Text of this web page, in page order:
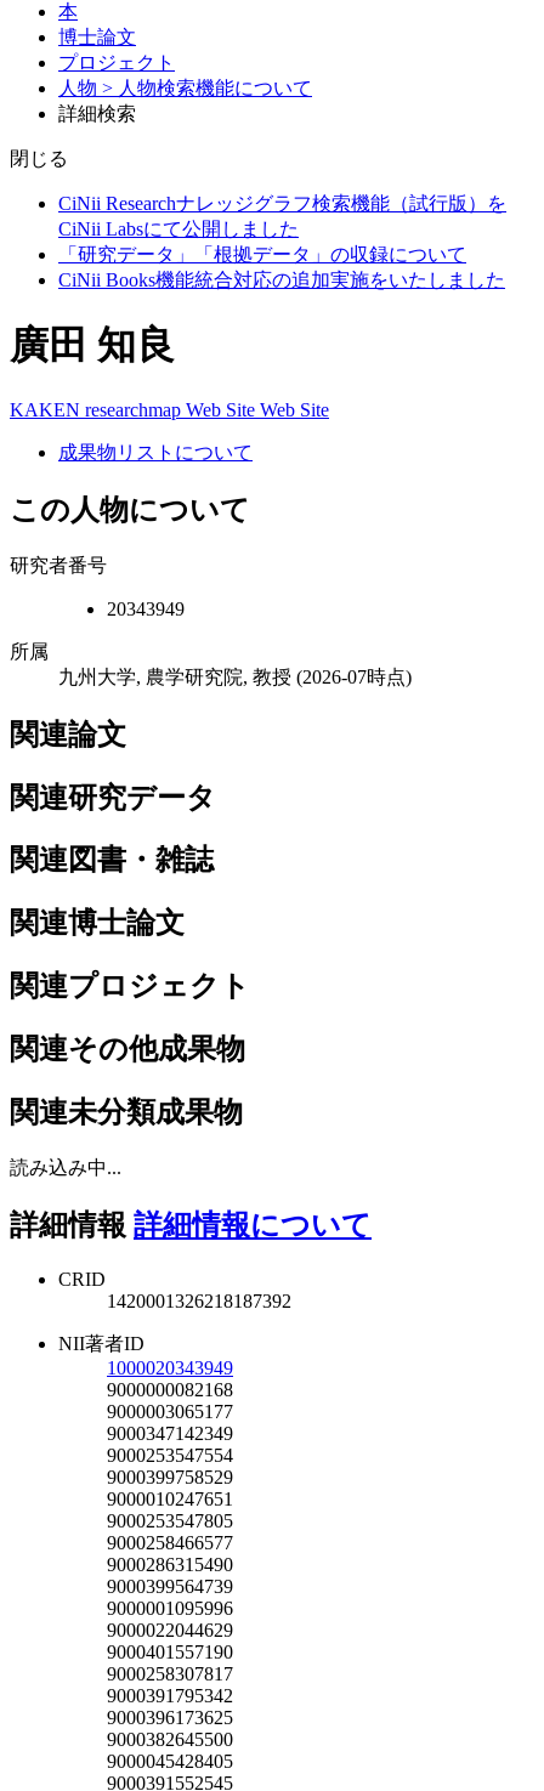
本
博士論文
プロジェクト
人物 > 人物検索機能について
詳細検索
閉じる
CiNii Researchナレッジグラフ検索機能（試行版）を
CiNii Labsにて公開しました
「研究データ」「根拠データ」の収録について
CiNii Books機能統合対応の追加実施をいたしました
廣田 知良
KAKEN researchmap Web Site Web Site
成果物リストについて
この人物について
研究者番号
20343949
所属
九州大学, 農学研究院, 教授 (2026-07時点)
関連論文
関連研究データ
関連図書・雑誌
関連博士論文
関連プロジェクト
関連その他成果物
関連未分類成果物
読み込み中...
詳細情報 詳細情報について
CRID
1420001326218187392
NII著者ID
1000020343949
9000000082168
9000003065177
9000347142349
9000253547554
9000399758529
9000010247651
9000253547805
9000258466577
9000286315490
9000399564739
9000001095996
9000022044629
9000401557190
9000258307817
9000391795342
9000396173625
9000382645500
9000045428405
9000391552545